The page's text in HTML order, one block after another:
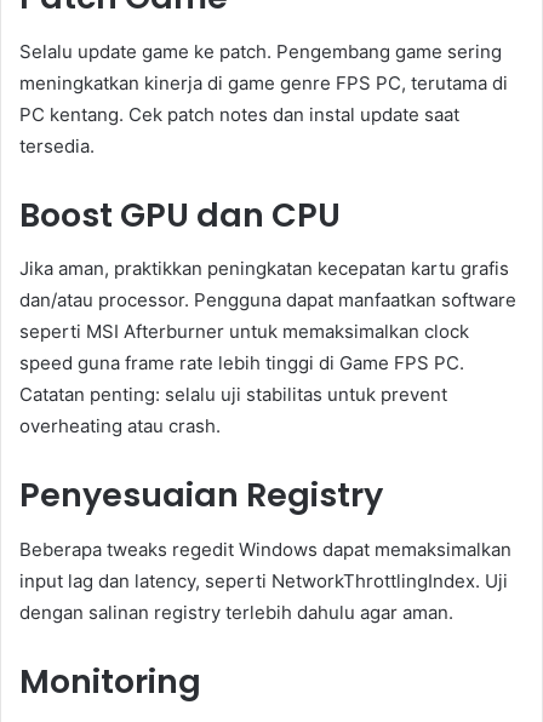
Selalu update game ke patch. Pengembang game sering
meningkatkan kinerja di game genre FPS PC, terutama di
PC kentang. Cek patch notes dan instal update saat
tersedia.
Boost GPU dan CPU
Jika aman, praktikkan peningkatan kecepatan kartu grafis
dan/atau processor. Pengguna dapat manfaatkan software
seperti MSI Afterburner untuk memaksimalkan clock
speed guna frame rate lebih tinggi di Game FPS PC.
Catatan penting: selalu uji stabilitas untuk prevent
overheating atau crash.
Penyesuaian Registry
Beberapa tweaks regedit Windows dapat memaksimalkan
input lag dan latency, seperti NetworkThrottlingIndex. Uji
dengan salinan registry terlebih dahulu agar aman.
Monitoring